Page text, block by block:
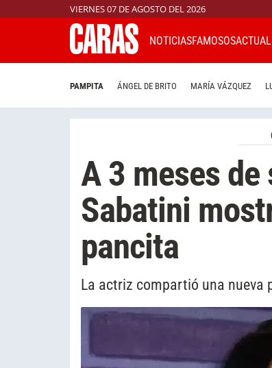
VIERNES 07 DE AGOSTO DEL 2026
NOTICIASFAMOSOS
PAMPITA ÁNGEL DE BRITO MARÍA VÁZQUEZ
A 3 meses de
Sabatini
pancita
La actriz compartió una nueva